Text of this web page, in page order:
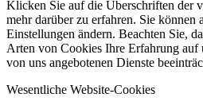
Klicken Sie auf die Überschriften der
mehr darüber zu erfahren. Sie können
Einstellungen ändern. Beachten Sie,
Arten von Cookies Ihre Erfahrung auf
von uns angebotenen Dienste
Wesentliche Website-Cookies